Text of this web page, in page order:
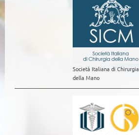
Società Italiana di Chirurgia
della Mano